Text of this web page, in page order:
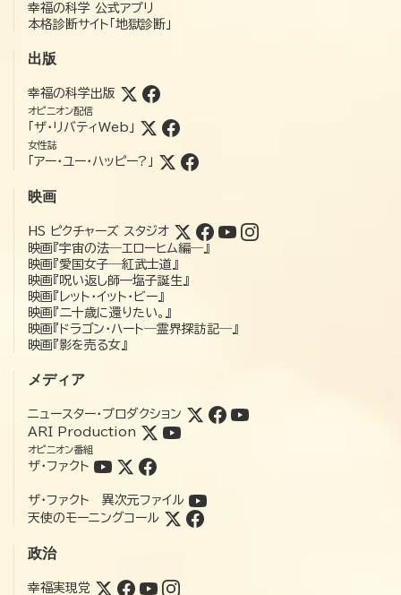
幸福の科学 公式アプリ
本格診断サイト「地獄診断」
出版
幸福の科学出版
オピニオン配信
「ザ・リバティWeb」
女性誌
「アー・ユー・ハッピー?」
映画
HS ピクチャーズ スタジオ
映画『宇宙の法―エローヒム編―』
映画『愛国女子―紅武士道』
映画『呪い返し師—塩子誕生』
映画『レット・イット・ビー』
映画『二十歳に還りたい。』
映画『ドラゴン・ハート―霊界探訪記―』
映画『影を売る女』
メディア
ニュースター・プロダクション
ARI Production
オピニオン番組
ザ・ファクト
ザ・ファクト 異次元ファイル
天使のモーニングコール
政治
幸福実現党